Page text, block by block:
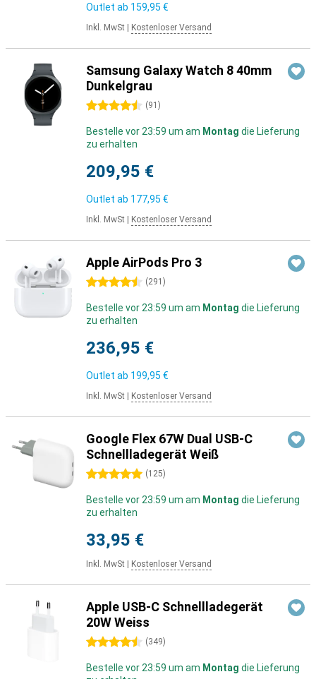
Outlet ab 159,95 €
Inkl. MwSt Kostenloser Versand
Samsung Galaxy Watch 8 40mm
Dunkelgrau
4.5 Sterne (91 )
Bestelle vor 23:59 um am Montag die Lieferung
zu erhalten
209,95 €
Outlet ab 177,95 €
Inkl. MwSt Kostenloser Versand
Apple AirPods Pro 3
4.5 Sterne (291 )
Bestelle vor 23:59 um am Montag die Lieferung
zu erhalten
236,95 €
Outlet ab 199,95 €
Inkl. MwSt Kostenloser Versand
Google Flex 67W Dual USB-C
Schnellladegerät Weiß
5 Sterne (125)
Bestelle vor 23:59 um am Montag die Lieferung
zu erhalten
33,95 €
Inkl. MwSt Kostenloser Versand
Apple USB-C Schnellladegerät
20W Weiss
4.5 Sterne (349)
Bestelle vor 23:59 um am Montag die Lieferung